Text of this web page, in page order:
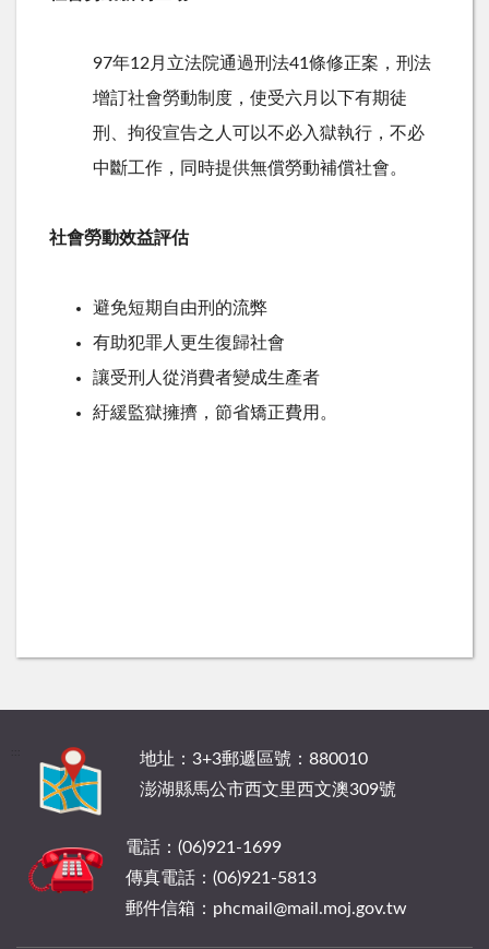
97年12月立法院通過刑法41條修正案，刑法
增訂社會勞動制度，使受六月以下有期徒
刑、拘役宣告之人可以不必入獄執行，不必
中斷工作，同時提供無償勞動補償社會。
社會勞動效益評估
避免短期自由刑的流弊
有助犯罪人更生復歸社會
讓受刑人從消費者變成生產者
紆緩監獄擁擠，節省矯正費用。
地址：3+3郵遞區號：880010
澎湖縣馬公市西文里西文澳309號
電話：(06)921-1699
傳真電話：(06)921-5813
郵件信箱：phcmail@mail.moj.gov.tw